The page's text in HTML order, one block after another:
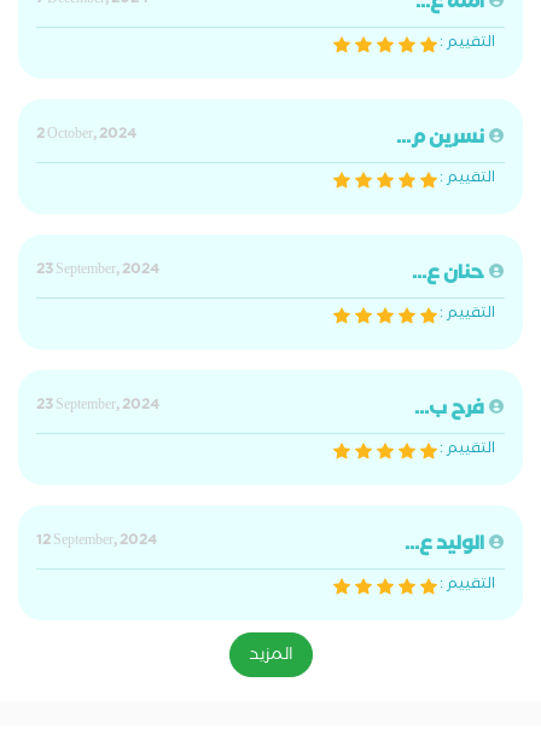
التقييم :
نسرين م...
2 October, 2024
التقييم :
حنان ع...
23 September, 2024
التقييم :
فرح ب...
23 September, 2024
التقييم :
الوليد ع...
12 September, 2024
التقييم :
المزيد